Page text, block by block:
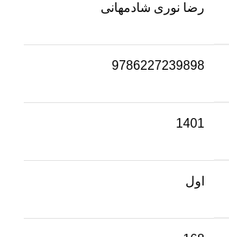
رضا نوری شادمهانی
9786227239898
1401
اول